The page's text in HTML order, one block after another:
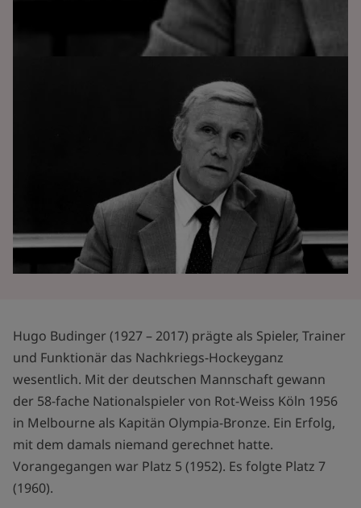
Hugo Budinger (1927 – 2017) prägte als Spieler, Trainer
und Funktionär das Nachkriegs-Hockeyganz
wesentlich. Mit der deutschen Mannschaft gewann
der 58-fache Nationalspieler von Rot-Weiss Köln 1956
in Melbourne als Kapitän Olympia-Bronze. Ein Erfolg,
mit dem damals niemand gerechnet hatte.
Vorangegangen war Platz 5 (1952). Es folgte Platz 7
(1960).